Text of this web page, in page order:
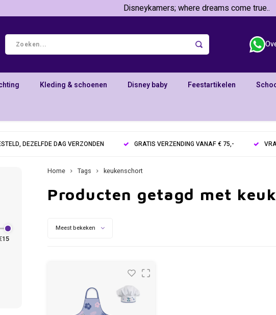
Disneykamers; where dreams come true..
Kleding & schoenen Disney baby Feestartikelen
DEZELFDE DAG VERZONDEN GRATIS VERZENDING VANAF € 75,-
15
Home Tags keukenschort
Producten getagd met
Meest bekeken